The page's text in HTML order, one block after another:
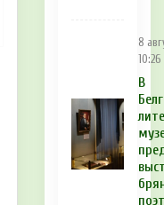
8
10:26
В